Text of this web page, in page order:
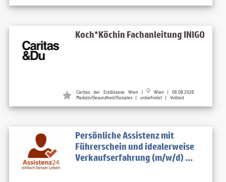
Koch*Köchin Fachanleitung INIGO
Caritas der Erzdiözese Wien |
Wien | 06.08.2026
Medizin/Gesundheit/Soziales | unbefristet | Vollzeit
Persönliche Assistenz mit
Führerschein und idealerweise
Verkaufserfahrung (m/w/d) ...